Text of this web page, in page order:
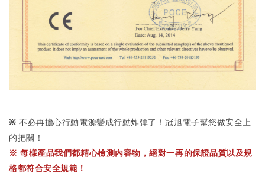
※不必再擔心行動電源變成行動炸彈了！冠旭電子幫您做安全上
的把關！
※ 每樣產品我們都精心檢測內容物，絕對一再的保證品質以及規
格都符合安全規範！